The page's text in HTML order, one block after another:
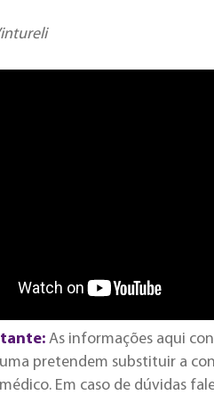
As informações aqui
pretendem substituir a
Em caso de dúvidas